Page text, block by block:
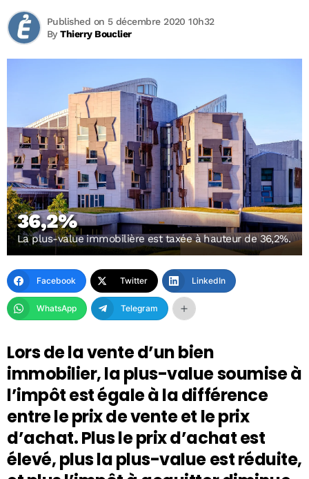
ByThierry Bouclier
Published on 5 décembre 2020 10h32
36,2%
La plus-value immobilière est taxée à hauteur de 36,2%.
Facebook Twitter LinkedIn
WhatsApp Telegram
Lors de la vente d’un bien
immobilier, la plus-value soumise à
l’impôt est égale à la différence
entre le prix de vente et le prix
d’achat. Plus le prix d’achat est
élevé, plus la plus-value est réduite,